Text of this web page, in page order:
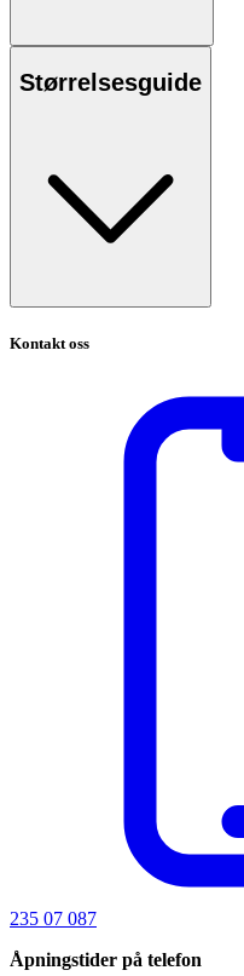
Størrelsesguide
Kontakt oss
235 07 087
Åpningstider på telefon